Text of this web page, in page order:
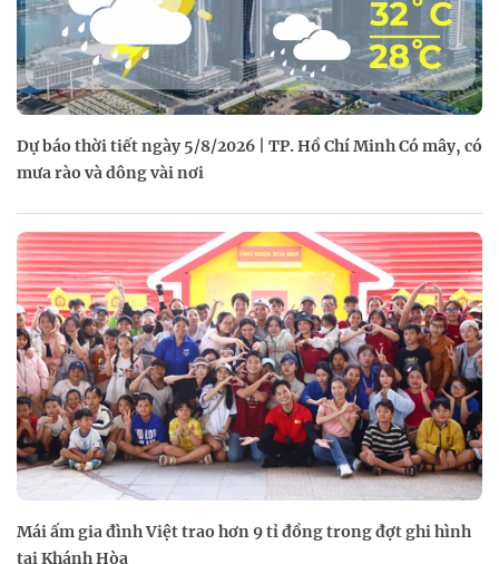
Dự báo thời tiết ngày 5/8/2026 | TP. Hồ Chí Minh Có mây, có
mưa rào và dông vài nơi
Mái ấm gia đình Việt trao hơn 9 tỉ đồng trong đợt ghi hình
tại Khánh Hòa